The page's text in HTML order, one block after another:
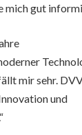
mich gut
mir sehr.
und